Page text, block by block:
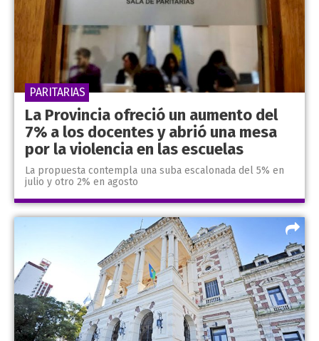
La Provincia ofreció un aumento del
7% a los docentes y abrió una mesa
por la violencia en las escuelas
La propuesta contempla una suba escalonada del 5% en
julio y otro 2% en agosto
PARITARIAS